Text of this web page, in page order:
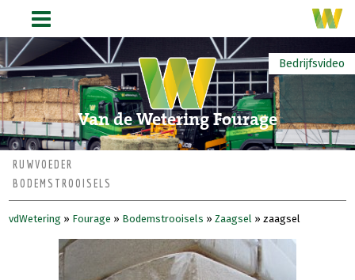
Van de Wetering Fourage
Bedrijfsvideo
RUWVOEDER
BODEMSTROOISELS
vdWetering » Fourage » Bodemstrooisels »Zaagsel »zaagsel